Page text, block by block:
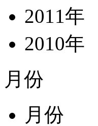
2011年
2010年
月份
月份